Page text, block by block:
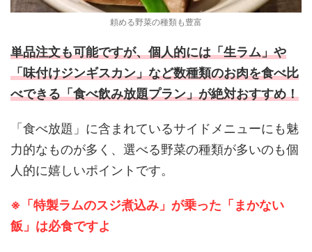
頼める野菜の種類も豊富
単品注文も可能ですが、個人的には「生ラム」や
「味付けジンギスカン」など数種類のお肉を食べ比
べできる「食べ飲み放題プラン」が絶対おすすめ！
「食べ放題」に含まれているサイドメニューにも魅
力的なものが多く、選べる野菜の種類が多いのも個
人的に嬉しいポイントです。
※「特製ラムのスジ煮込み」が乗った「まかない
飯」は必食ですよ